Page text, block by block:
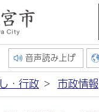
音声読み上げ
・行政 市政情報